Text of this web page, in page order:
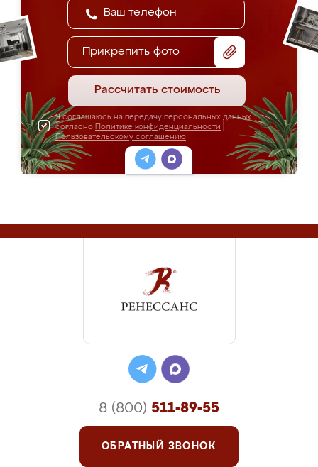
Прикрепить фото
Рассчитать стоимость
Я соглашаюсь на передачу персональных данных
согласно Политике конфиденциальности
Пользовательскому соглашению
8 (800) 511-89-55
ОБРАТНЫЙ ЗВОНОК